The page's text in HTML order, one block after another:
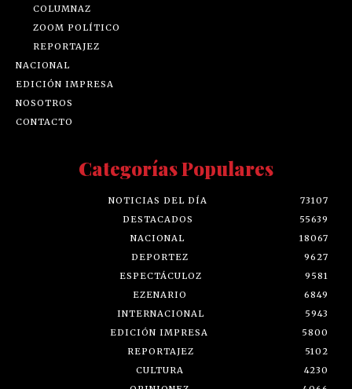
COLUMNAZ
ZOOM POLÍTICO
REPORTAJEZ
NACIONAL
EDICIÓN IMPRESA
NOSOTROS
CONTACTO
Categorías Populares
NOTICIAS DEL DÍA
73107
DESTACADOS
55639
NACIONAL
18067
DEPORTEZ
9627
ESPECTÁCULOZ
9581
EZENARIO
6849
INTERNACIONAL
5943
EDICIÓN IMPRESA
5800
REPORTAJEZ
5102
CULTURA
4230